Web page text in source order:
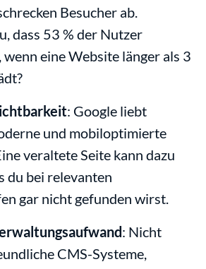
Besucher ab.
dass 53 % der Nutzer
wenn eine Website länger als 3
: Google liebt
und mobiloptimierte
veraltete Seite kann dazu
du bei relevanten
gar nicht gefunden wirst.
: Nicht
CMS-Systeme,